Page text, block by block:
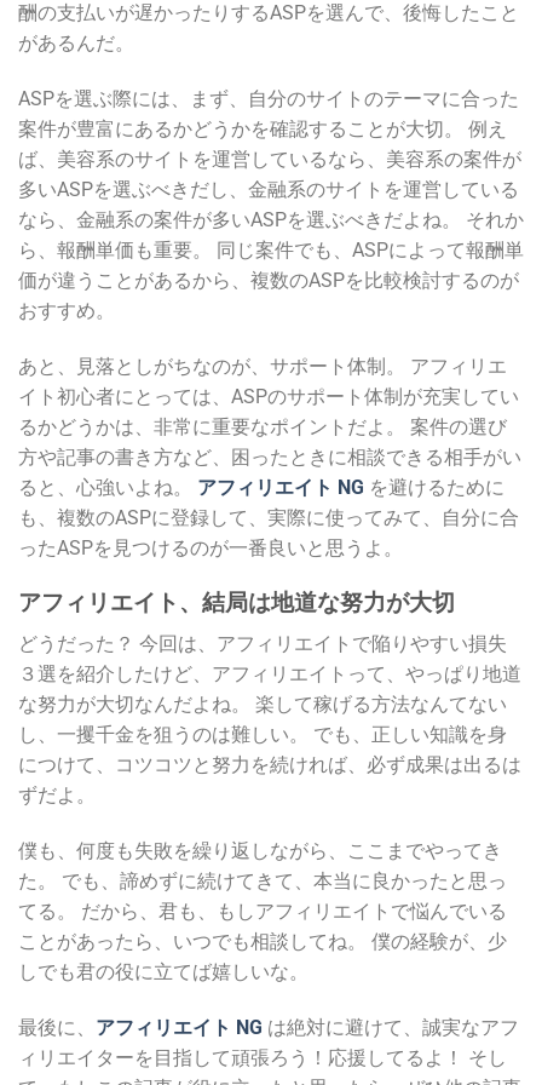
酬の支払いが遅かったりするASPを選んで、後悔したこと
があるんだ。
ASPを選ぶ際には、まず、自分のサイトのテーマに合った
案件が豊富にあるかどうかを確認することが大切。 例え
ば、美容系のサイトを運営しているなら、美容系の案件が
多いASPを選ぶべきだし、金融系のサイトを運営している
なら、金融系の案件が多いASPを選ぶべきだよね。 それか
ら、報酬単価も重要。 同じ案件でも、ASPによって報酬単
価が違うことがあるから、複数のASPを比較検討するのが
おすすめ。
あと、見落としがちなのが、サポート体制。 アフィリエ
イト初心者にとっては、ASPのサポート体制が充実してい
るかどうかは、非常に重要なポイントだよ。 案件の選び
方や記事の書き方など、困ったときに相談できる相手がい
ると、心強いよね。 アフィリエイト NG を避けるために
も、複数のASPに登録して、実際に使ってみて、自分に合
ったASPを見つけるのが一番良いと思うよ。
アフィリエイト、結局は地道な努力が大切
どうだった？ 今回は、アフィリエイトで陥りやすい損失
３選を紹介したけど、アフィリエイトって、やっぱり地道
な努力が大切なんだよね。 楽して稼げる方法なんてない
し、一攫千金を狙うのは難しい。 でも、正しい知識を身
につけて、コツコツと努力を続ければ、必ず成果は出るは
ずだよ。
僕も、何度も失敗を繰り返しながら、ここまでやってき
た。 でも、諦めずに続けてきて、本当に良かったと思っ
てる。 だから、君も、もしアフィリエイトで悩んでいる
ことがあったら、いつでも相談してね。 僕の経験が、少
しでも君の役に立てば嬉しいな。
最後に、 アフィリエイト NG は絶対に避けて、誠実なアフ
ィリエイターを目指して頑張ろう！応援してるよ！ そし